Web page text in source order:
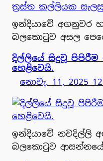
ඉන්දියාවේ අගනුවර
බලකොටුව අසල
දිල්ලියේ සිදුවූ
හෙළිවෙයි.
නොවැ. 11, 2025
ඉන්දියාවේ නවදිල්ලි
බලකොටුව